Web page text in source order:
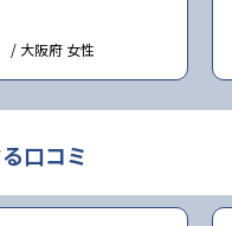
/ 大阪府 女性
口コミ